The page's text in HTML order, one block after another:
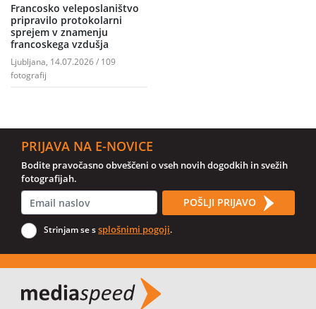
Francosko veleposlaništvo
pripravilo protokolarni
sprejem v znamenju
francoskega vzdušja
Ljubljana, 14.07.2026 / 109
fotografij
PRIJAVA NA E-NOVICE
Bodite pravočasno obveščeni o vseh novih dogodkih in svežih
fotografijah.
POŠLJI PRIJAVO
Strinjam se ssplošnimi pogoji.